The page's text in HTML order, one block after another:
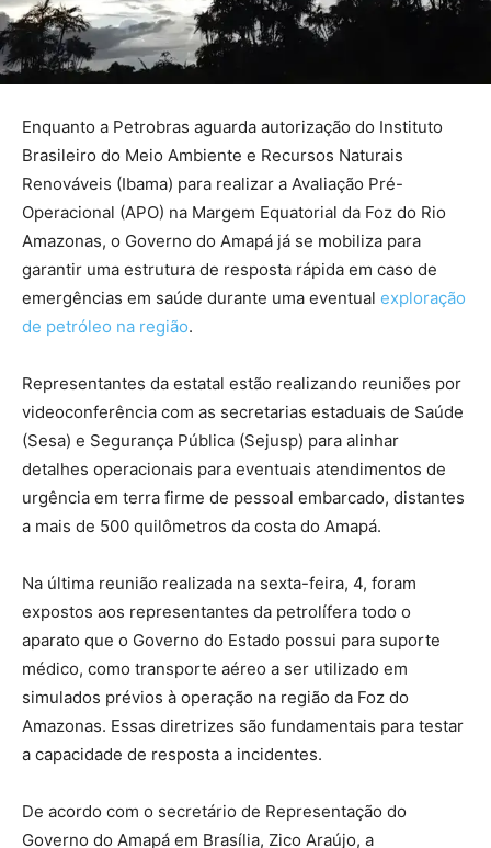
Enquanto a Petrobras aguarda autorização do Instituto
Brasileiro do Meio Ambiente e Recursos Naturais
Renováveis (Ibama) para realizar a Avaliação Pré-
Operacional (APO) na Margem Equatorial da Foz do Rio
Amazonas, o Governo do Amapá já se mobiliza para
garantir uma estrutura de resposta rápida em caso de
emergências em saúde durante uma eventual exploração
de petróleo na região.
Representantes da estatal estão realizando reuniões por
videoconferência com as secretarias estaduais de Saúde
(Sesa) e Segurança Pública (Sejusp) para alinhar
detalhes operacionais para eventuais atendimentos de
urgência em terra firme de pessoal embarcado, distantes
a mais de 500 quilômetros da costa do Amapá.
Na última reunião realizada na sexta-feira, 4, foram
expostos aos representantes da petrolífera todo o
aparato que o Governo do Estado possui para suporte
médico, como transporte aéreo a ser utilizado em
simulados prévios à operação na região da Foz do
Amazonas. Essas diretrizes são fundamentais para testar
a capacidade de resposta a incidentes.
De acordo com o secretário de Representação do
Governo do Amapá em Brasília, Zico Araújo, a